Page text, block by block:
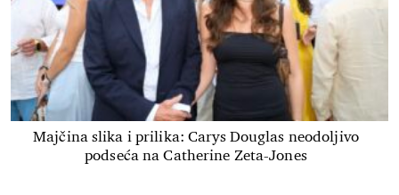
Majčina slika i prilika: Carys Douglas neodoljivo
podseća na Catherine Zeta-Jones